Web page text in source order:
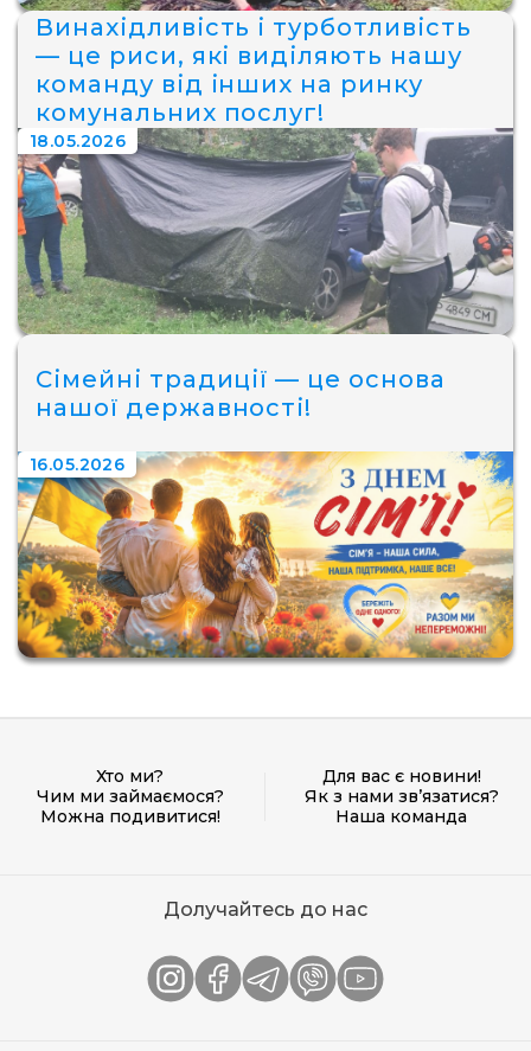
Винахідливість і турботливість
— це риси, які виділяють нашу
команду від інших на ринку
комунальних послуг!
18.05.2026
Сімейні традиції — це основа
нашої державності!
16.05.2026
Хто ми?
Чим ми займаємося?
Можна подивитися!
Для вас є новини!
Як з нами зв’язатися?
Наша команда
Долучайтесь до нас